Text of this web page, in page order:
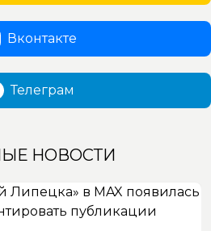
Вконтакте
Телеграм
НОВОСТИ